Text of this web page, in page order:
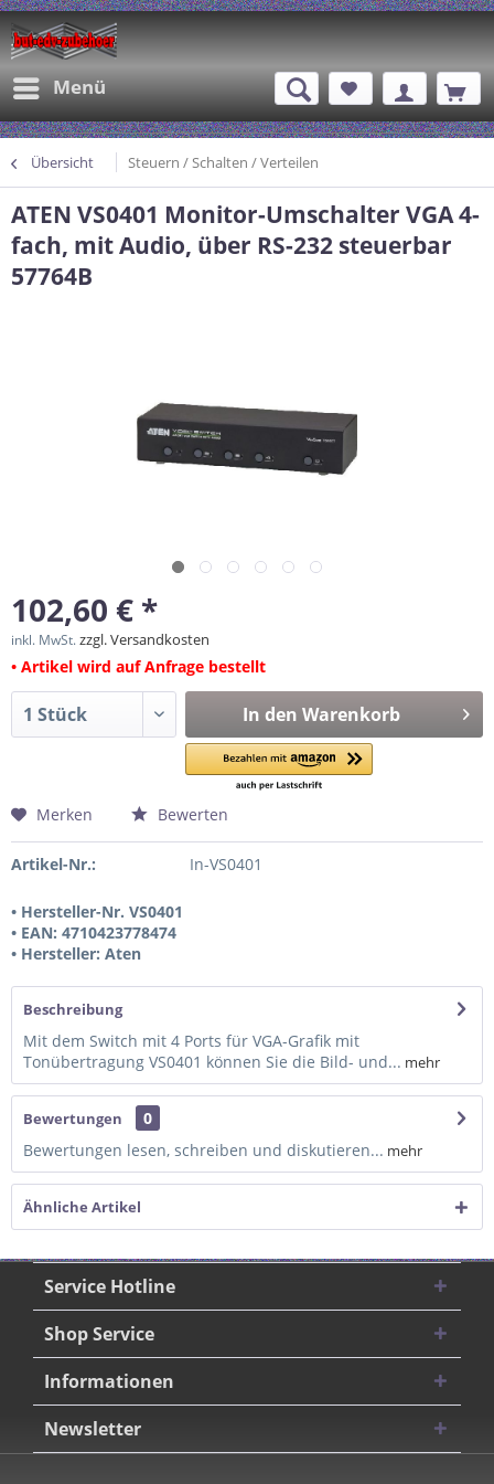
Menü
Übersicht Steuern / Schalten / Verteilen
ATEN VS0401 Monitor-Umschalter VGA 4-
fach, mit Audio, über RS-232 steuerbar
57764B
102,60 € *
inkl. MwSt.zzgl. Versandkosten
• Artikel wird auf Anfrage bestellt
In den Warenkorb
Merken Bewerten
Artikel-Nr.: In-VS0401
• Hersteller-Nr. VS0401
• EAN: 4710423778474
• Hersteller: Aten
Beschreibung
Mit dem Switch mit 4 Ports für VGA-Grafik mit
Tonübertragung VS0401 können Sie die Bild- und... mehr
Bewertungen
0
Bewertungen lesen, schreiben und diskutieren... mehr
Ähnliche Artikel
Service Hotline
Shop Service
Informationen
Newsletter